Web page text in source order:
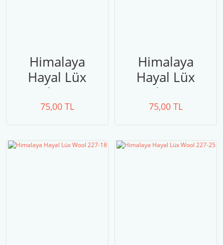
Himalaya
Hayal Lüx
Wool 227-38
75,00 TL
Himalaya
Hayal Lüx
Wool 227-24
75,00 TL